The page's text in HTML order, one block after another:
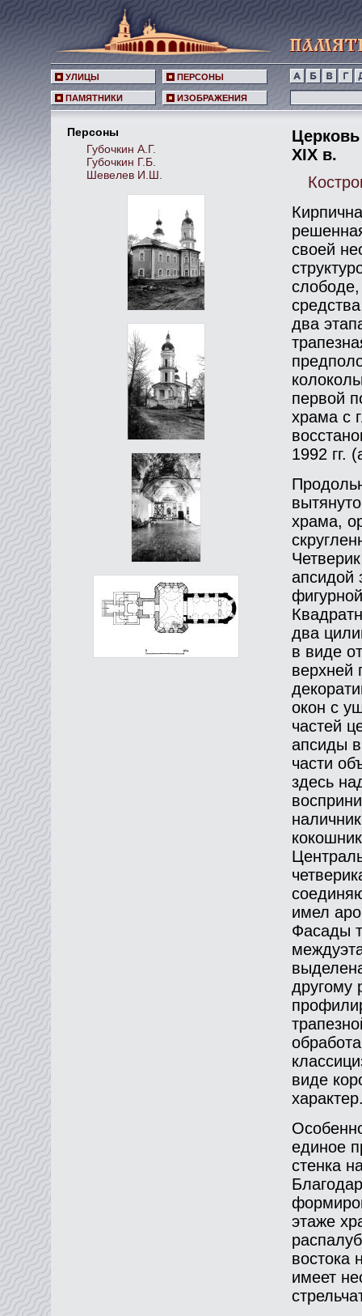
УЛИЦЫ ПЕРСОНЫ
ПАМЯТНИКИ ИЗОБРАЖЕНИЯ
Персоны
Губочкин А.Г.
Губочкин Г.Б.
Шевелев И.Ш.
XIX в.
своей
два
первой
храма с
1992 гг.
храма,
апсидой
два
в виде
верхней
окон с
частей
апсиды
части
здесь
имел
Фасады
другому
виде
единое
стенка
этаже
востока
имеет